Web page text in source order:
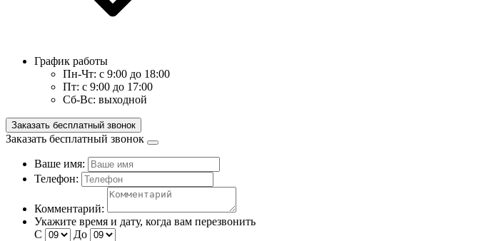
График работы
Пн-Чт: с 9:00 до 18:00
Пт: с 9:00 до 17:00
Сб-Вс: выходной
Заказать бесплатный звонок
Заказать бесплатный звонок
Ваше имя:
Телефон:
Комментарий:
Укажите время и дату, когда вам перезвонить
С
До